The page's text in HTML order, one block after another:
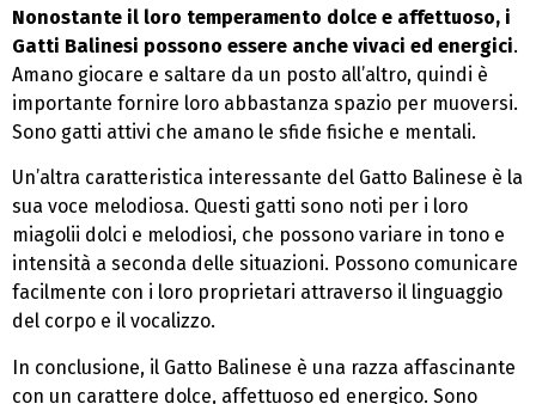
Nonostante il loro temperamento dolce e affettuoso, i
Gatti Balinesi possono essere anche vivaci ed energici.
Amano giocare e saltare da un posto all’altro, quindi è
importante fornire loro abbastanza spazio per muoversi.
Sono gatti attivi che amano le sfide fisiche e mentali.
Un’altra caratteristica interessante del Gatto Balinese è la
sua voce melodiosa. Questi gatti sono noti per i loro
miagolii dolci e melodiosi, che possono variare in tono e
intensità a seconda delle situazioni. Possono comunicare
facilmente con i loro proprietari attraverso il linguaggio
del corpo e il vocalizzo.
In conclusione, il Gatto Balinese è una razza affascinante
con un carattere dolce, affettuoso ed energico. Sono